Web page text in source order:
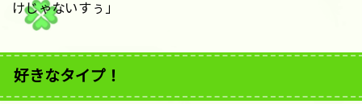
けじゃないすぅ」
好きなタイプ！